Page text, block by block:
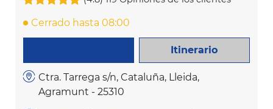
Cerrado hasta 08:00
Itinerario
Ctra. Tarrega s/n, Cataluña, Lleida,
Agramunt - 25310